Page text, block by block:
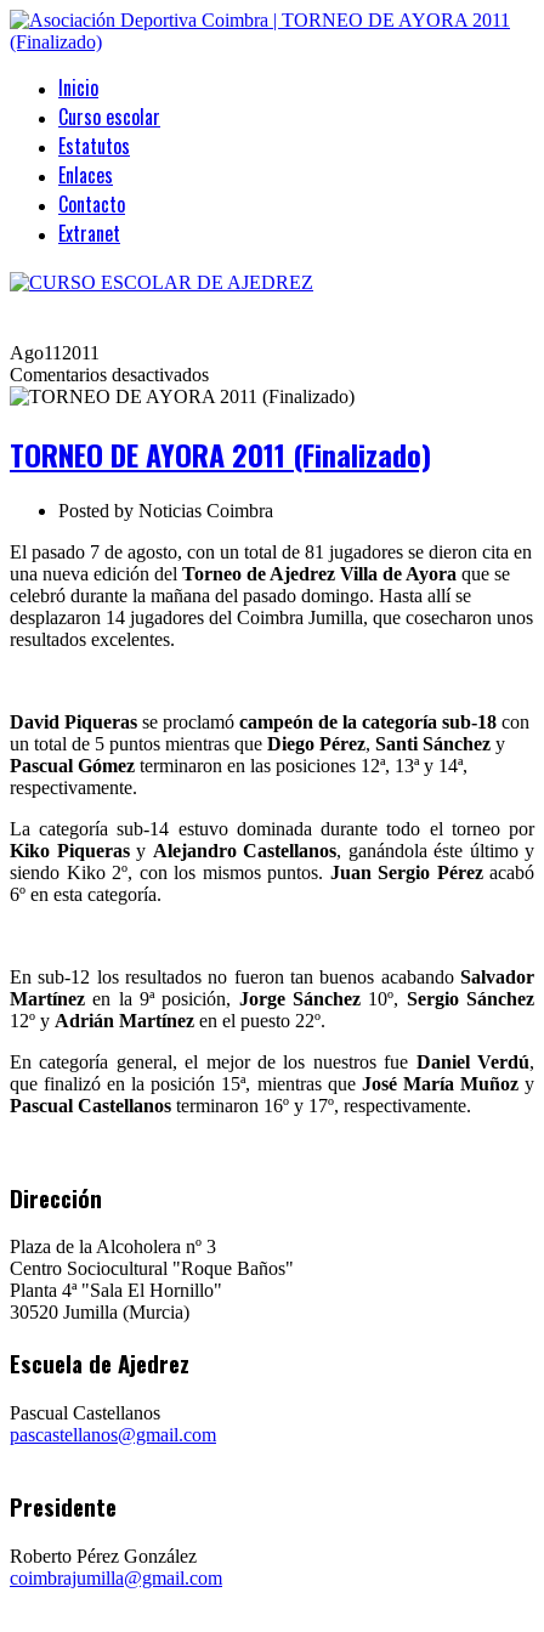
Inicio
Curso escolar
Estatutos
Enlaces
Contacto
Extranet
Ago11 2011
Comentarios desactivadosen
TORNEO
2011
TORNEO DE AYORA 2011 (Finalizado)
Posted by Noticias Coimbra
El pasado 7 de agosto, con un total de 81 jugadores se dieron cita en
una nueva edición del Torneo de Ajedrez Villa de Ayora que se
celebró durante la mañana del pasado domingo. Hasta allí se
desplazaron 14 jugadores del Coimbra Jumilla, que cosecharon unos
resultados excelentes.
David Piqueras se proclamó campeón de la categoría sub-18 con
un total de 5 puntos mientras que Diego Pérez, Santi Sánchez y
Pascual Gómez terminaron en las posiciones 12ª, 13ª y 14ª,
respectivamente.
La categoría sub-14 estuvo dominada durante todo el torneo por
Kiko Piquerasy Alejandro Castellanos, ganándola éste último y
siendo Kiko 2º, con los mismos puntos. Juan Sergio Pérezacabó
6º en esta categoría.
En sub-12 los resultados no fueron tan buenos acabando Salvador
Martínez en la 9ª posición, Jorge Sánchez 10º, Sergio Sánchez
12º y Adrián Martínez en el puesto 22º.
En categoría general, el mejor de los nuestros fue Daniel Verdú,
que finalizó en la posición 15ª, mientras que José María Muñozy
Pascual Castellanos terminaron 16º y 17º, respectivamente.
Dirección
Plaza de la Alcoholera nº 3
Centro Sociocultural "Roque Baños"
Planta 4ª "Sala El Hornillo"
30520 Jumilla (Murcia)
Escuela de Ajedrez
Pascual Castellanos
pascastellanos@gmail.com
Presidente
Roberto Pérez González
coimbrajumilla@gmail.com